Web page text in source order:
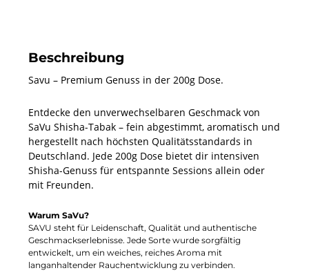
Beschreibung
Savu – Premium Genuss in der 200g Dose.
Entdecke den unverwechselbaren Geschmack von
SaVu Shisha-Tabak – fein abgestimmt, aromatisch und
hergestellt nach höchsten Qualitätsstandards in
Deutschland. Jede 200g Dose bietet dir intensiven
Shisha-Genuss für entspannte Sessions allein oder
mit Freunden.
Warum SaVu?
SAVU steht für Leidenschaft, Qualität und authentische
Geschmackserlebnisse. Jede Sorte wurde sorgfältig
entwickelt, um ein weiches, reiches Aroma mit
langanhaltender Rauchentwicklung zu verbinden.